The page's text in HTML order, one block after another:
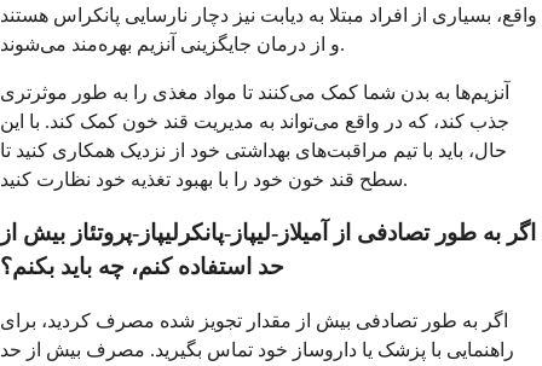
واقع، بسیاری از افراد مبتلا به دیابت نیز دچار نارسایی پانکراس هستند
و از درمان جایگزینی آنزیم بهره‌مند می‌شوند.
آنزیم‌ها به بدن شما کمک می‌کنند تا مواد مغذی را به طور موثرتری
جذب کند، که در واقع می‌تواند به مدیریت قند خون کمک کند. با این
حال، باید با تیم مراقبت‌های بهداشتی خود از نزدیک همکاری کنید تا
سطح قند خون خود را با بهبود تغذیه خود نظارت کنید.
اگر به طور تصادفی از آمیلاز-لیپاز-پانکرلیپاز-پروتئاز بیش از
حد استفاده کنم، چه باید بکنم؟
اگر به طور تصادفی بیش از مقدار تجویز شده مصرف کردید، برای
راهنمایی با پزشک یا داروساز خود تماس بگیرید. مصرف بیش از حد